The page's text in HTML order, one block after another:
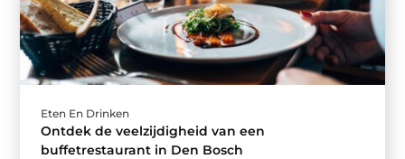
Eten En Drinken
Ontdek de veelzijdigheid van een
buffetrestaurant in Den Bosch